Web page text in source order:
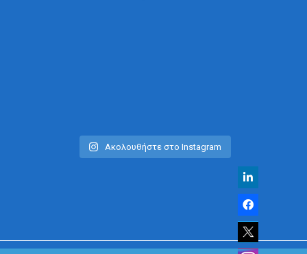
Ακολουθήστε στο Instagram